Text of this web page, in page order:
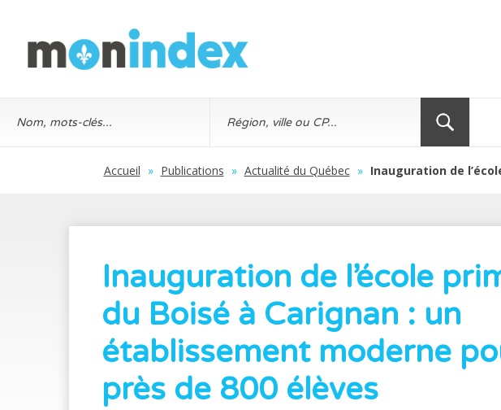
Accueil » Publications » Actualité du Québec » Inauguration de
Inauguration de l’école
du Boisé à Carignan : un
établissement moderne
près de 800 élèves